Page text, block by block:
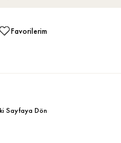
Favorilerim
Sayfaya Dön